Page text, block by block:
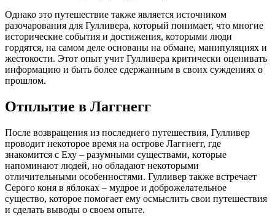
Однако это путешествие также является источником
разочарования для Гулливера, который понимает, что многие
исторические события и достижения, которыми люди
гордятся, на самом деле основаны на обмане, манипуляциях и
жестокости. Этот опыт учит Гулливера критически оценивать
информацию и быть более сдержанным в своих суждениях о
прошлом.
Отплытие в Лаггнегг
После возвращения из последнего путешествия, Гулливер
проводит некоторое время на острове Лаггнегг, где
знакомится с Еху – разумными существами, которые
напоминают людей, но обладают некоторыми
отличительными особенностями. Гулливер также встречает
Серого коня в яблоках – мудрое и доброжелательное
существо, которое помогает ему осмыслить свои путешествия
и сделать выводы о своем опыте.